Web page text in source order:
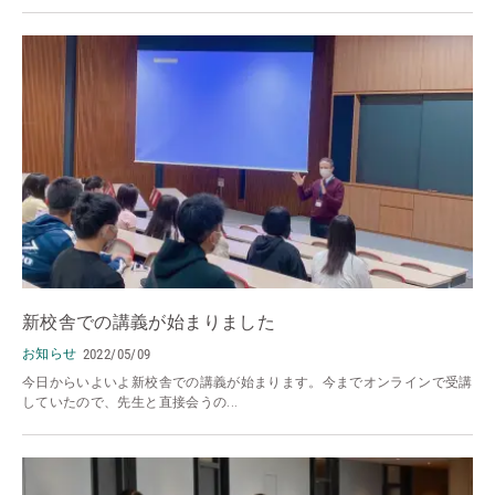
新校舎での講義が始まりました
お知らせ 2022/05/09
今日からいよいよ新校舎での講義が始まります。今までオンラインで受講
していたので、先生と直接会うの...